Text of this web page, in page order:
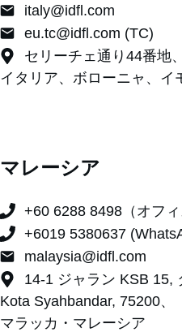
italy@idfl.com
eu.tc@idfl.com (TC)
セリーチェ通り44番地
イタリア、ボローニャ、イ
マレーシア
+60 6288 8498（オフィ
+6019 5380637
malaysia@idfl.com
14-1 ジャラン KSB 15,
Kota Syahbandar, 75200、
マラッカ・マレーシア